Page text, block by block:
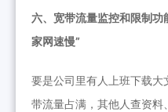
六、宽带流量监控和限制功
家网速慢”
要是公司里有人上班下载
带流量占满，其他人查资